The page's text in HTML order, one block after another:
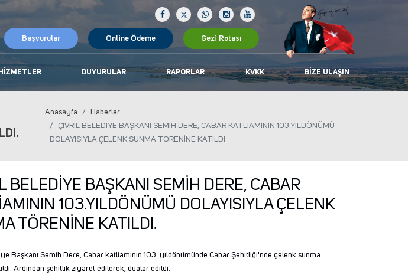
Başvurular Online Ödeme Gezi Rotası
DUYURULAR RAPORLAR KVKK BIZE ULAŞIN
Anasayfa
Haberler
ÇİVRİL BELEDİYE BAŞKANI SEMİH DERE, CABAR KATLİAMININ 103.YILDÖNÜMÜ
DOLAYISIYLA ÇELENK SUNMA TÖRENİNE KATILDI.
BELEDİYE BAŞKANI SEMİH DERE, CABAR
103.YILDÖNÜMÜ DOLAYISIYLA ÇELENK
TÖRENİNE KATILDI.
Başkanı Semih Dere, Cabar katliamının 103. yıldönümünde Cabar Şehitliği'nde çelenk sunma
Ardından şehitlik ziyaret edilerek, dualar edildi.